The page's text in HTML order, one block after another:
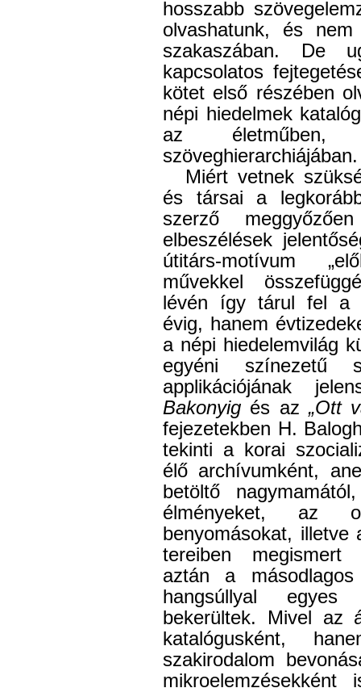
hosszabb
olvashatunk, és
szakaszában. De
kapcsolatos
kötet első részében
népi hiedelmek
az
szöveghierarchiájában.
Miért vetnek
és társai a
szerző
elbeszélések
útitárs-motívum
művekkel
lévén így tárul fel a
évig, hanem
a népi hiedelemvilág
egyéni színezetű
applikációjának
Bakonyig és az„Ott
fejezetekben H.
tekinti a korai
élő archívumként,
betöltő
élményeket, az
benyomásokat, illetve
tereiben megismert
aztán a
hangsúllyal
bekerültek. Mivel az
katalógusként,
szakirodalom